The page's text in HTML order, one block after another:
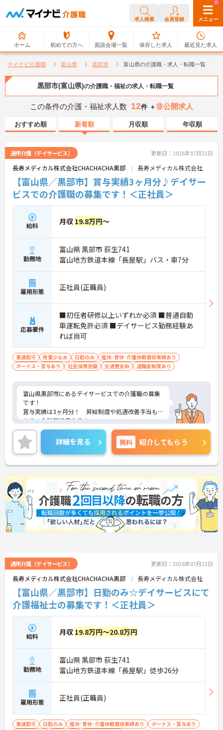
求人検索 会員登録 メニュー
ホーム 初めての方へ 面談会場一覧
0
保存した求人
0
最近見た求人
マイナビ介護職 富山県 黒部市 富山県の介護職・求人・転職一覧
黒部市(富山県)の介護職・福祉の求人・転職一覧
この条件の介護・福祉求人数 12件 ＋非公開求人
おすすめ順 新着順 月収順 年収順
通所介護（デイサービス） 更新日：2026年07月22日
長寿メディカル株式会社CHACHACHA黒部 長寿メディカル株式会社
【富山県／黒部市】賞与実績3ヶ月分♪デイサー
ビスでの介護職の募集です！＜正社員＞
給料 月収 19.8万円～
勤務地
富山県 黒部市 荻生741
富山地方鉄道本線「長屋駅」バス・車7分
雇用形態 正社員(正職員)
応募要件
■初任者研修以上いずれか必須 ■普通自動
車運転免許必須 ■デイサービス勤務経験あ
れば尚可
車通勤可 残業少なめ 日勤のみ
産休･育休･介護休暇取得実績あり
ボーナス・賞与あり
社会保険完備 交通費支給 退職金制度あり
富山県黒部市にあるデイサービスでの介護職の募集
です！
賞与実績は3ヶ月分！ 昇給制度や処遇改善手当も
あり、金銭面で安心です。
残業は月5時間程度と少なく、土日休みの完全週休2
日制と、働きやすい環境です◎
ご興味のある方には、面接対策ポイントなど、さら
に詳細をお話しいたしますのでお気軽にご相談くだ
さい！
詳細を見る 無料 紹介してもらう
通所介護（デイサービス） 更新日：2026年07月22日
長寿メディカル株式会社CHACHACHA黒部 長寿メディカル株式会社
【富山県／黒部市】日勤のみ☆デイサービスにて
介護福祉士の募集です！＜正社員＞
給料 月収 19.8万円～20.8万円
勤務地
富山県 黒部市 荻生741
富山地方鉄道本線「長屋駅」徒歩26分
雇用形態 正社員(正職員)
車通勤可 日勤のみ 産休･育休･介護休暇取得実績あり
ボーナス・賞与あり